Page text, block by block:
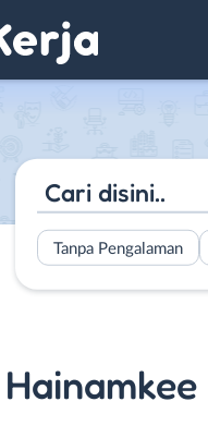
Tanpa Pengalaman
Hainamkee